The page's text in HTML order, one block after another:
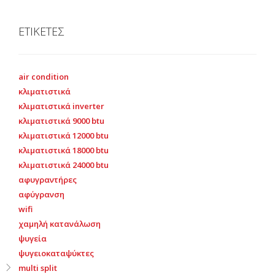
ΕΤΙΚΕΤΕΣ
air condition
κλιματιστικά
κλιματιστικά inverter
κλιματιστικά 9000 btu
κλιματιστικά 12000 btu
κλιματιστικά 18000 btu
κλιματιστικά 24000 btu
αφυγραντήρες
αφύγρανση
wifi
χαμηλή κατανάλωση
ψυγεία
ψυγειοκαταψύκτες
multi split